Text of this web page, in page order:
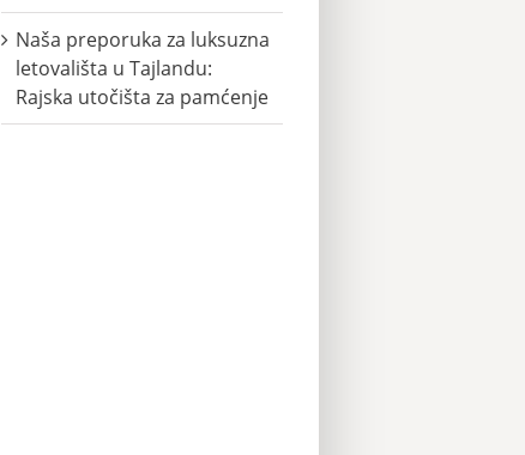
Naša preporuka za luksuzna
letovališta u Tajlandu:
Rajska utočišta za pamćenje